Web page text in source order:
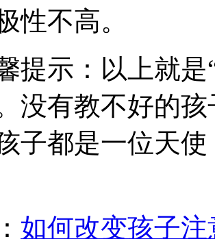
性不高。
示：以上就是
没有教不好的
子都是一位天
如何改变孩子